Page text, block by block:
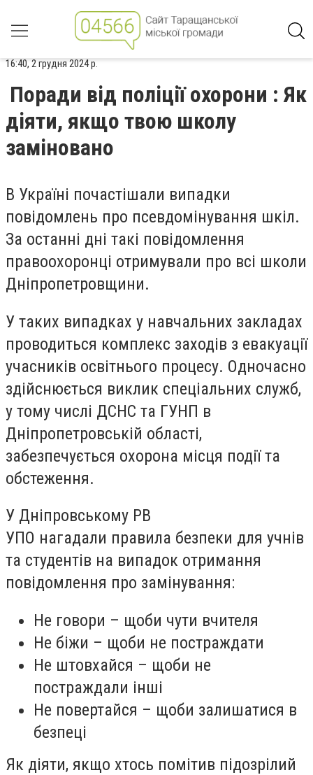
16:40, 2 грудня 2024 р.
Поради від поліції охорони : Як
діяти, якщо твою школу
заміновано
В Україні почастішали випадки
повідомлень про псевдомінування шкіл.
За останні дні такі повідомлення
правоохоронці отримували про всі школи
Дніпропетровщини.
У таких випадках у навчальних закладах
проводиться комплекс заходів з евакуації
учасників освітнього процесу. Одночасно
здійснюється виклик спеціальних служб,
у тому числі ДСНС та ГУНП в
Дніпропетровській області,
забезпечується охорона місця події та
обстеження.
У Дніпровському РВ
УПО нагадали правила безпеки для учнів
та студентів на випадок отримання
повідомлення про замінування:
Не говори – щоби чути вчителя
Не біжи – щоби не постраждати
Не штовхайся – щоби не
постраждали інші
Не повертайся – щоби залишатися в
безпеці
Як діяти, якщо хтось помітив підозрілий